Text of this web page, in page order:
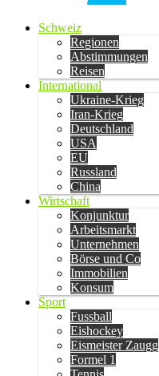
Schweiz
Regionen
Abstimmungen
Reisen
International
Ukraine-Krieg
Iran-Krieg
Deutschland
USA
EU
Russland
China
Wirtschaft
Konjunktur
Arbeitsmarkt
Unternehmen
Börse und Co
Immobilien
Konsum
Sport
Fussball
Eishockey
Eismeister Zaugg
Formel 1